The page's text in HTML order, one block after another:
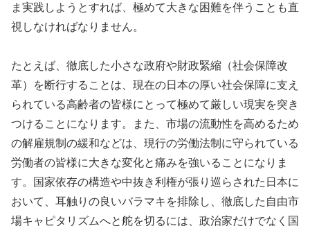
ま実践しようとすれば、極めて大きな困難を伴うことも直
視しなければなりません。
たとえば、徹底した小さな政府や財政緊縮（社会保障改
革）を断行することは、現在の日本の厚い社会保障に支え
られている高齢者の皆様にとって極めて厳しい現実を突き
つけることになります。また、市場の流動性を高めるため
の解雇規制の緩和などは、現行の労働法制に守られている
労働者の皆様に大きな変化と痛みを強いることになりま
す。国家依存の構造や中抜き利権が張り巡らされた日本に
おいて、耳触りの良いバラマキを排除し、徹底した自由市
場キャピタリズムへと舵を切るには、政治家だけでなく国